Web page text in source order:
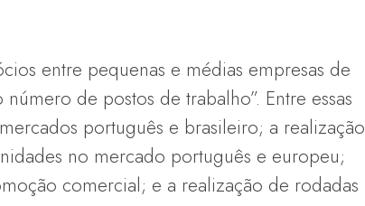
entre pequenas e médias empresas de
de postos de trabalho”. Entre essas
português e brasileiro; a realização
no mercado português e europeu;
comercial; e a realização de rodadas